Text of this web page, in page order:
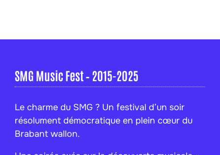
SMG Music Fest – 2015-2025
Le charme du SMG ? Un festival d’un soir
résolument démocratique en plein cœur du
Brabant wallon.